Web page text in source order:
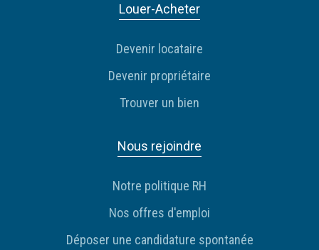
Louer-Acheter
Devenir locataire
Devenir propriétaire
Trouver un bien
Nous rejoindre
Notre politique RH
Nos offres d'emploi
Déposer une candidature spontanée